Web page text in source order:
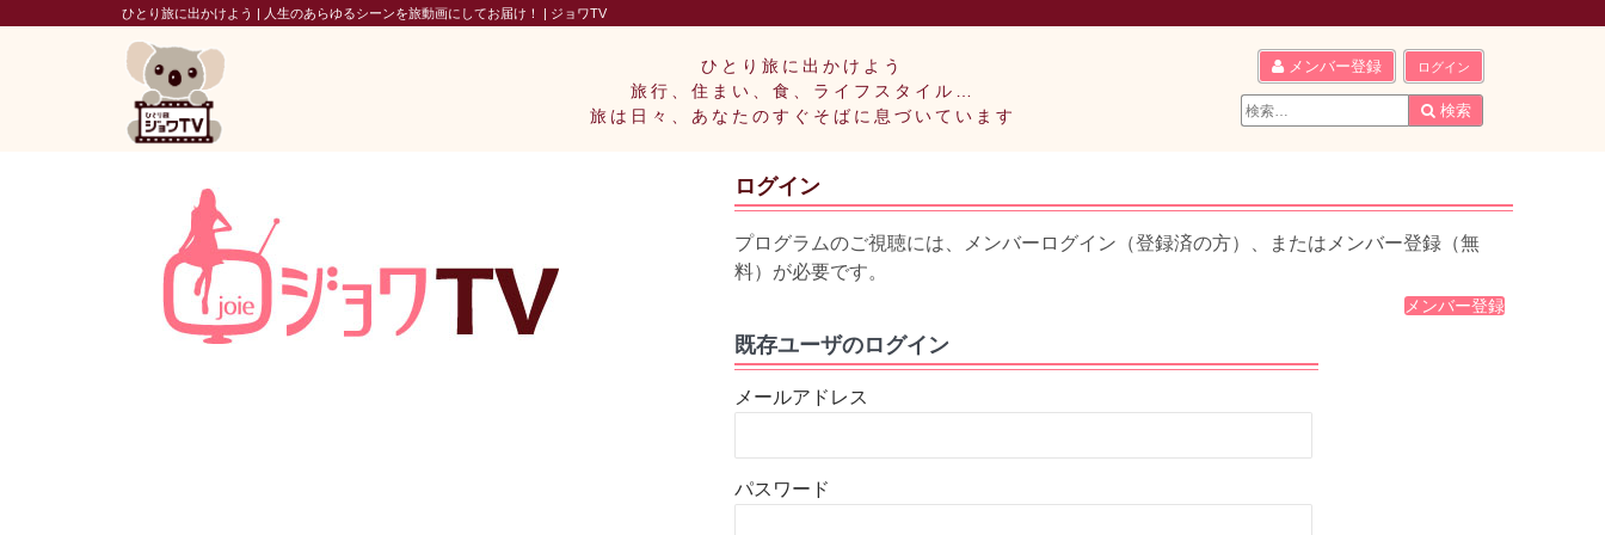
ひとり旅に出かけよう | 人生のあらゆるシーンを旅動画にしてお届け！ | ジョワTV
ひとり旅に出かけよう
旅行、住まい、食、ライフスタイル…
旅は日々、あなたのすぐそばに息づいています
メンバー登録 ログイン
索
検索
ログイン
プログラムのご視聴には、メンバーログイン（登録済の方）、またはメンバー登録（無
料）が必要です。
メンバー登録
既存ユーザのログイン
メールアドレス
パスワード